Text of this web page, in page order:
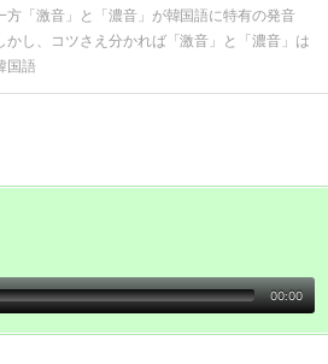
「激音」と「濃音」が韓国語に特有の発音
し、コツさえ分かれば「激音」と「濃音」は
国語
00:00